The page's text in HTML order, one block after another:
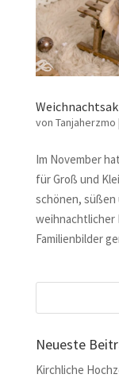
von Tanjaherzmo |
Im November
für Groß und
schönen,
weihnachtlicher
Familienbilder
Neueste
Kirchliche